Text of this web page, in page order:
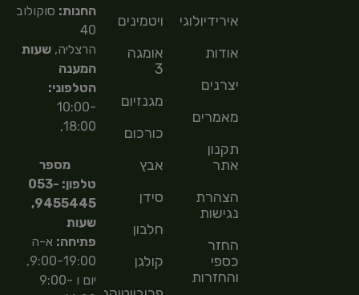
אירידיולוגיה
אודות
יצרנים
מאמרים
תקנון
אתר
הצהרת
נגישות
החזר
כספי
והחזרות
ויטמינים
אומגה
3
מגנזיום
כורכום
אבץ
סידן
חלבון
קולגן
החנות: סוקולוב
40
הרצליה,שעות
המענה
הטלפוני:
10:00-
18:00,
מספר
טלפון: 053-
9455445,
שעות
פתיחה: א-ה
9:00-19:00,
יום ו 9:00-